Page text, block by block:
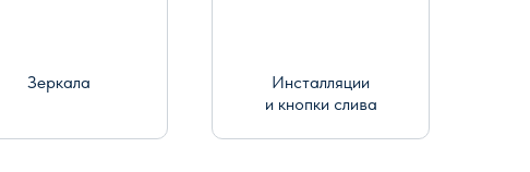
Зеркала
Инсталляции
и кнопки слива